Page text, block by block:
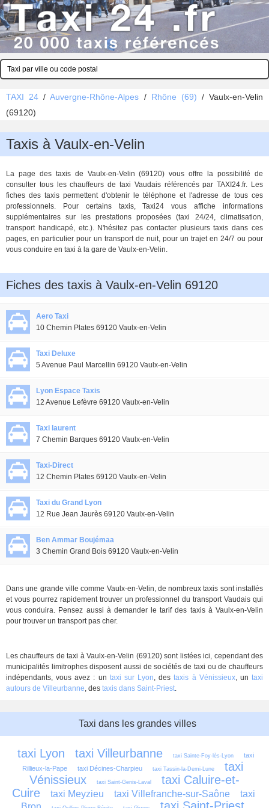
TAXI 24 /Auvergne-Rhône-Alpes / Rhône (69) / Vaulx-en-Velin
(69120)
Taxis à Vaulx-en-Velin
La page des taxis de Vaulx-en-Velin (69120) vous offre la possibilité de
consulter tous les chauffeurs de taxi Vaudais référencés par TAXI24.fr. Les
fiches des taxis permettent d'obtenir le téléphone et l'adresse de tous ces
professionnels. Pour certains taxis, Taxi24 vous affiche informations
supplémentaires sur les prestations proposées (taxi 24/24, climatisation,
transport handicapé, etc.). N'hésitez pas contacter plusieurs taxis dans ces
pages, en particulier pour un transport de nuit, pour un trajet en 24/7 ou pour
vous conduire en taxi à la gare de Vaulx-en-Velin.
Fiches des taxis à Vaulx-en-Velin 69120
Aero Taxi
10 Chemin Plates 69120 Vaulx-en-Velin
Taxi Deluxe
5 Avenue Paul Marcellin 69120 Vaulx-en-Velin
Lyon Espace Taxis
12 Avenue Lefèvre 69120 Vaulx-en-Velin
Taxi laurent
7 Chemin Barques 69120 Vaulx-en-Velin
Taxi-Direct
12 Chemin Plates 69120 Vaulx-en-Velin
Taxi du Grand Lyon
12 Rue Jean Jaurès 69120 Vaulx-en-Velin
Ben Ammar Boujémaa
3 Chemin Grand Bois 69120 Vaulx-en-Velin
Dans une grande ville comme Vaulx-en-Velin, de nombreux taxis sont installés
et vous pourrez rapidement trouver un professionnel du transport Vaudais qui
vous conduira. Pensez aussi à demander le tarif des taxis à Vaulx-en-Velin
pour trouver un transport pas cher.
Les chauffeurs de taxi à Vaulx-en-Velin (69120) sont listées ici, cependant des
municipalités limitrophes disposent aussi de sociétés de taxi ou de chauffeurs
indépendants, vous avez : un taxi sur Lyon, destaxis à Vénissieux, untaxi
autours de Villeurbanne, des taxis dans Saint-Priest.
Taxi dans les grandes villes
taxi Lyon taxi Villeurbanne taxi Sainte-Foy-lès-Lyon
taxi
Rillieux-la-Pape
taxi Décines-Charpieu taxi Tassin-la-Demi-Lune
taxi
Vénissieux
taxi Saint-Genis-Laval
taxi Caluire-et-
Cuire
taxi Meyzieu taxi Villefranche-sur-Saône
taxi